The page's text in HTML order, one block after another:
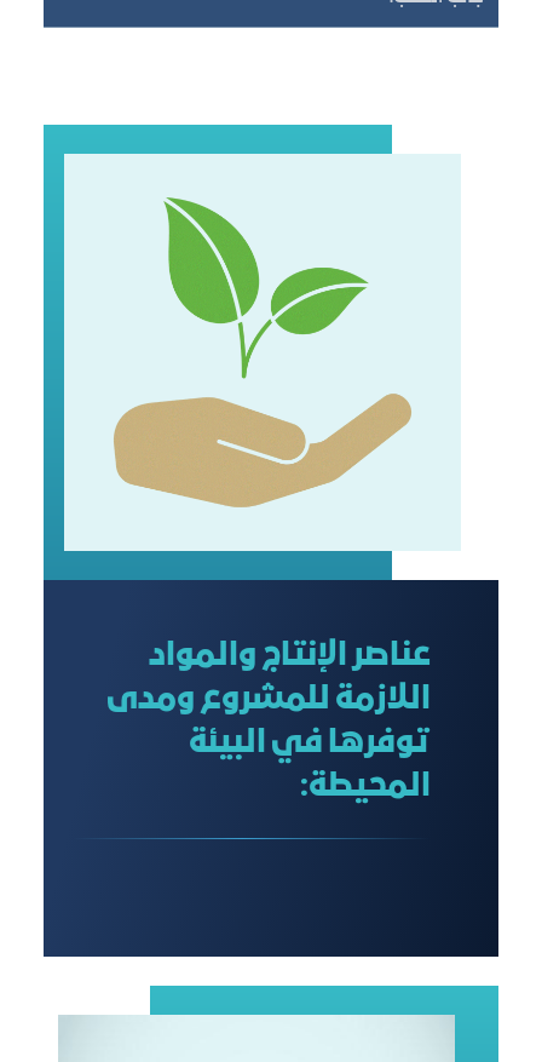
عناصر الإنتاج والمواد
اللازمة للمشروع ومدى
توفرها في البيئة
المحيطة: